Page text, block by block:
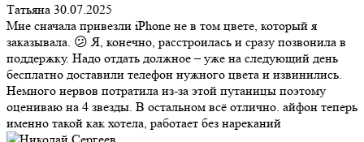
Татьяна 30.07.2025
Мне сначала привезли iPhone не в том цвете, который я
заказывала. 😕 Я, конечно, расстроилась и сразу позвонила в
поддержку. Надо отдать должное – уже на следующий день
бесплатно доставили телефон нужного цвета и извинились.
Немного нервов потратила из-за этой путаницы поэтому
оцениваю на 4 звезды. В остальном всё отлично. айфон теперь
именно такой как хотела, работает без нареканий